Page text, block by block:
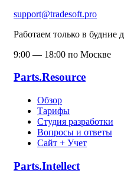
support@tradesoft.pro
Работаем только в будние
9:00 — 18:00 по Москве
Parts.Resource
Обзор
Тарифы
Студия разработки
Вопросы и ответы
Сайт + Учет
Parts.Intellect